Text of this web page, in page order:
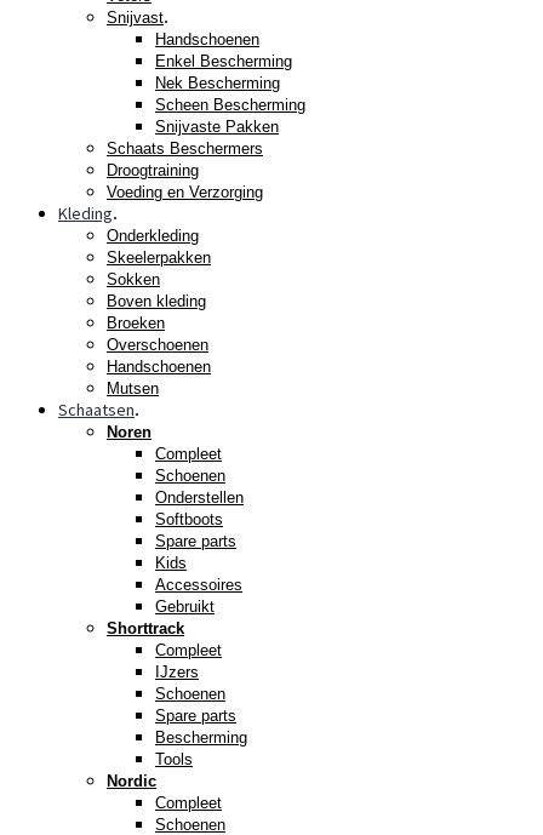
Snijvast.
Handschoenen
Enkel Bescherming
Nek Bescherming
Scheen Bescherming
Snijvaste Pakken
Schaats Beschermers
Droogtraining
Voeding en Verzorging
Kleding.
Onderkleding
Skeelerpakken
Sokken
Boven kleding
Broeken
Overschoenen
Handschoenen
Mutsen
Schaatsen.
Noren
Compleet
Schoenen
Onderstellen
Softboots
Spare parts
Kids
Accessoires
Gebruikt
Shorttrack
Compleet
IJzers
Schoenen
Spare parts
Bescherming
Tools
Nordic
Compleet
Schoenen